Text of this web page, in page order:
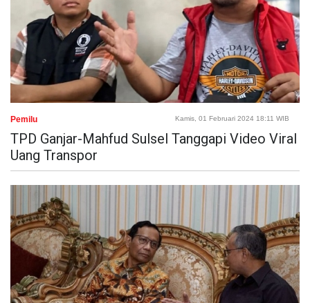
Pemilu Kamis, 01 Februari 2024 18:11 WIB
TPD Ganjar-Mahfud Sulsel Tanggapi Video Viral
Uang Transpor